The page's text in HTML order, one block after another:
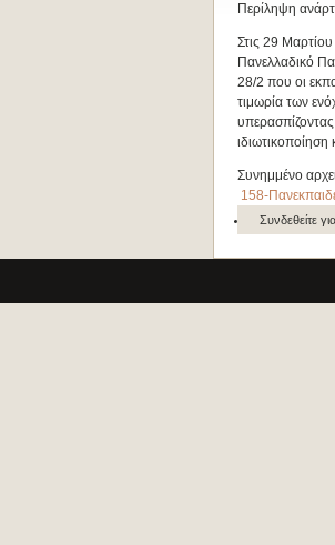
Περίληψη
Στις 29
Πανελλαδικό
28/2 που οι
τιμωρία των
Συνημμένο
158-
Συνδεθείτε